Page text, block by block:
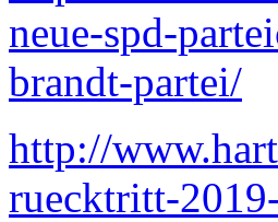
neue-spd-
brandt-partei/
http://
ruecktritt-